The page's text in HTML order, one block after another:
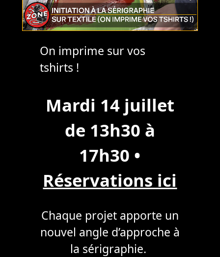
On imprime sur vos
tshirts !
Mardi 14 juillet
de 13h30 à
17h30 •
Réservations ici
Chaque projet apporte un
nouvel angle d’approche à
la sérigraphie.